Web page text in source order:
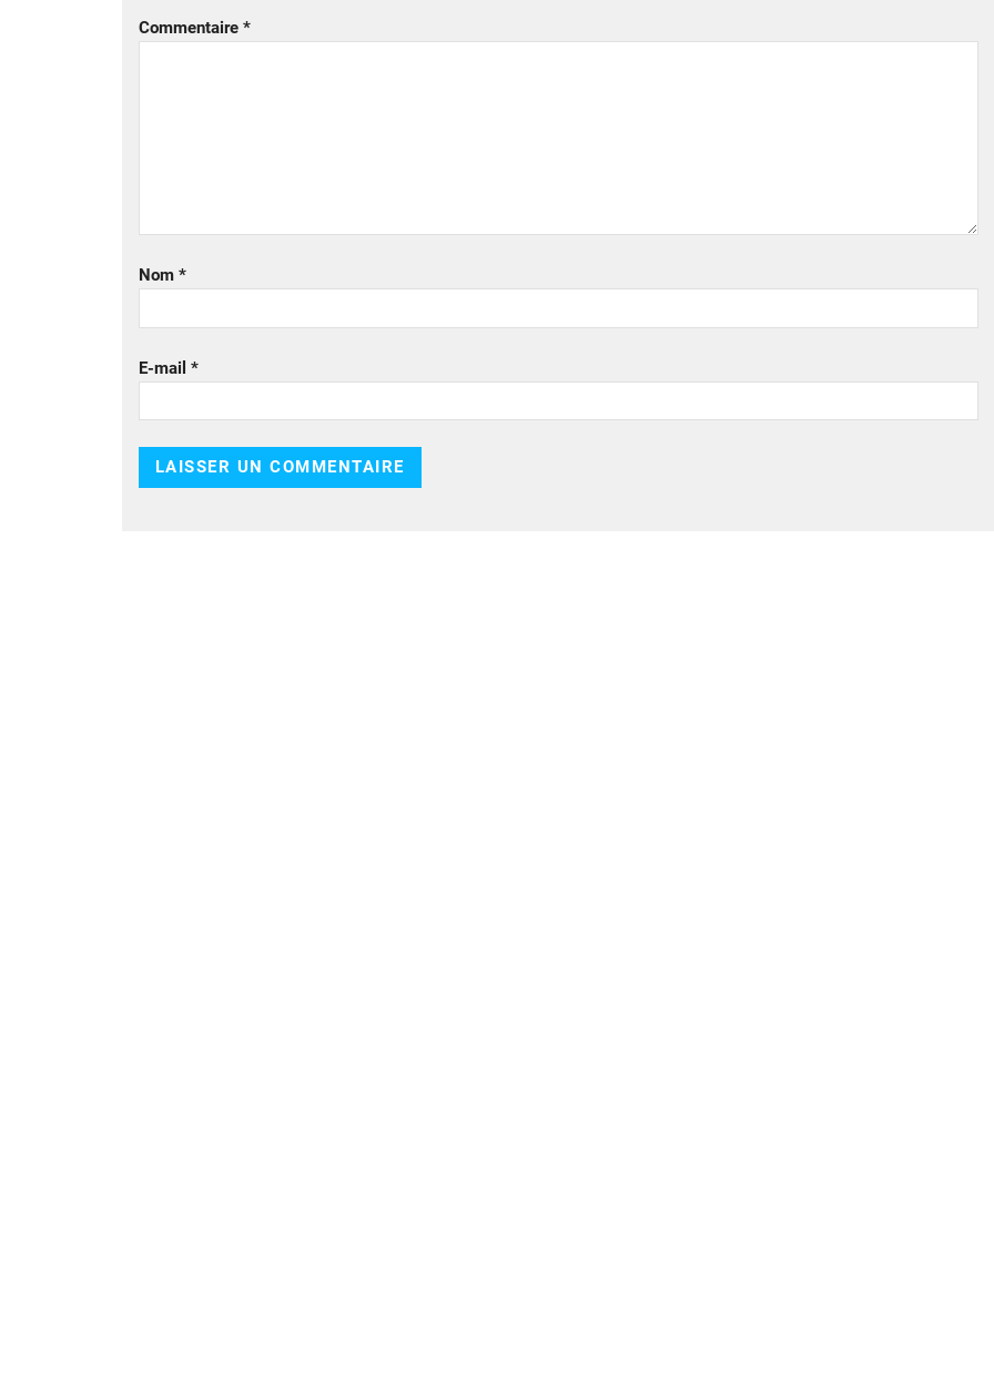
Commentaire *
Nom *
E-mail *